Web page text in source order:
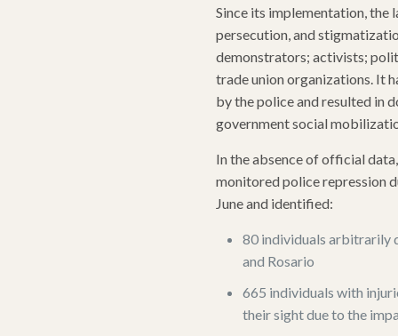
Since its implementation, the
persecution, and
demonstrators; activists;
trade union organizations. It
by the police and resulted in
government social
In the absence of official
monitored police repression
June and identified:
80 individuals arbitrarily
and Rosario
665 individuals with
their sight due to the